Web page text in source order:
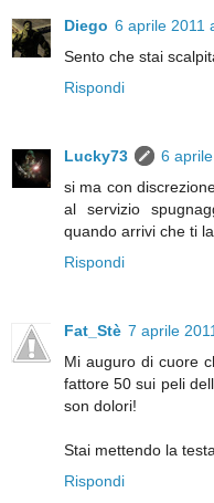
Diego 6 aprile 2011
Sento che stai
Rispondi
Lucky73
6
si ma con
al servizio
quando arrivi che ti
Rispondi
Fat_Stè 7 aprile
Mi auguro di cuore
fattore 50 sui peli
son dolori!
Stai mettendo la
Rispondi